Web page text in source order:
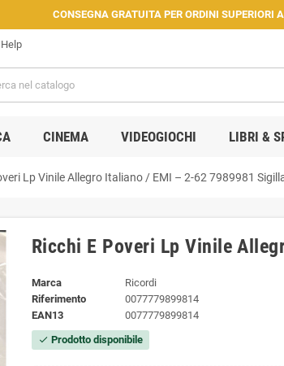
CONSEGNA GRATUITA PER ORDINI SUPERIORI
Help
CINEMA VIDEOGIOCHI LIBRI &
‎Lp Vinile Allegro Italiano / EMI ‎– 2-62 7989981
Ricchi E Poveri ‎Lp Vinile
Marca
Ricordi
Riferimento
0077779899814
EAN13
0077779899814
check Prodotto disponibile